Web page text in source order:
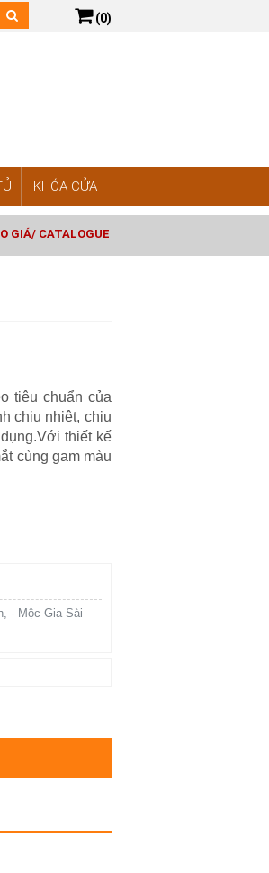
(0)
KHÓA CỬA
GIÁ/ CATALOGUE
tiêu chuẩn của
chịu nhiệt, chịu
thiết kế
cùng gam màu
- Mộc Gia Sài